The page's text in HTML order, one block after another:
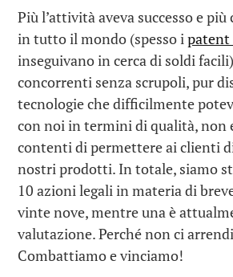
Più l’attività aveva successo e
in tutto il mondo (spesso i
inseguivano in cerca di soldi
concorrenti senza scrupoli, pur
tecnologie che difficilmente
con noi in termini di qualità, non
contenti di permettere ai clienti
nostri prodotti. In totale, siamo
10 azioni legali in materia di
vinte nove, mentre una è
valutazione. Perché non ci
Combattiamo e vinciamo!